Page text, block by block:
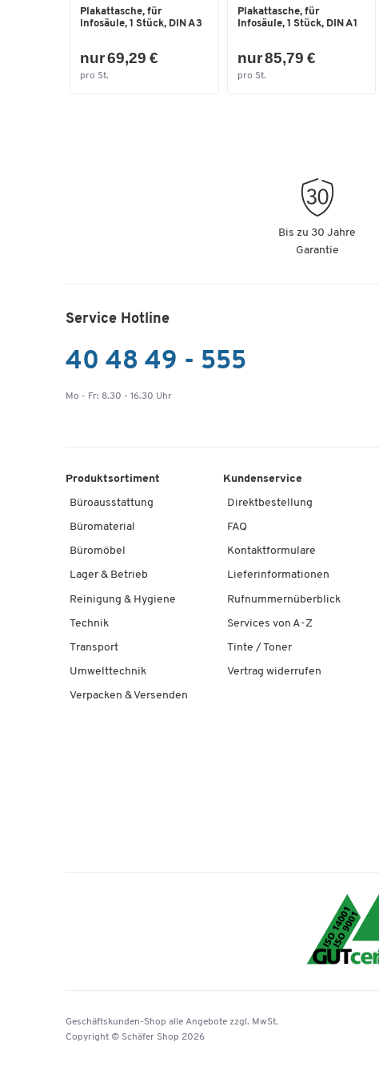
Plakattasche, für
Infosäule, 1 Stück, DIN A3
nur 69,29 €
pro St.
Plakattasche, für
Infosäule, 1 Stück, DIN A1
nur 85,79 €
pro St.
Bis zu 30 Jahre
Garantie
Service Hotline
40 48 49 - 555
Mo - Fr: 8.30 - 16.30 Uhr
Produktsortiment
Büroausstattung
Büromaterial
Büromöbel
Lager & Betrieb
Reinigung & Hygiene
Technik
Transport
Umwelttechnik
Verpacken & Versenden
Kundenservice
Direktbestellung
FAQ
Kontaktformulare
Lieferinformationen
Rufnummernüberblick
Services von A-Z
Tinte / Toner
Vertrag widerrufen
Geschäftskunden-Shop alle Angebote zzgl. MwSt.
Copyright © Schäfer Shop 2026